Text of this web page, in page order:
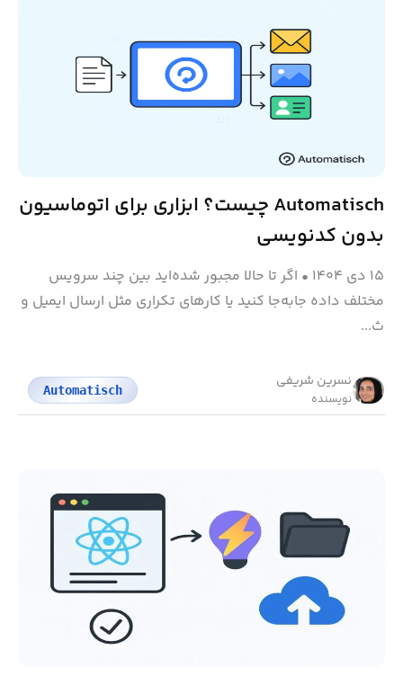
Automatisch چیست؟ ابزاری برای اتوماسیون
بدون کدنویسی
۱۵ دی ۱۴۰۴ • اگر تا حالا مجبور شده‌اید بین چند سرویس
مختلف داده جابه‌جا کنید یا کارهای تکراری مثل ارسال ایمیل و
ث...
نسرین شریفی
نویسنده
Automatisch